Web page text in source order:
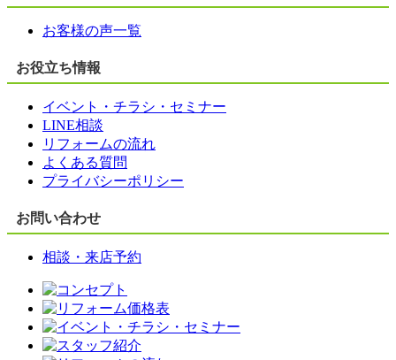
お客様の声一覧
お役立ち情報
イベント・チラシ・セミナー
LINE相談
リフォームの流れ
よくある質問
プライバシーポリシー
お問い合わせ
相談・来店予約